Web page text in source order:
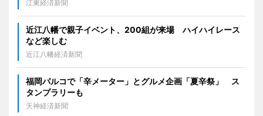
江東経済新聞
近江八幡で親子イベント、200組が来場 ハイハイレース
など楽しむ
近江八幡経済新聞
福岡パルコで「辛メーター」とグルメ企画「夏辛祭」 ス
タンプラリーも
天神経済新聞